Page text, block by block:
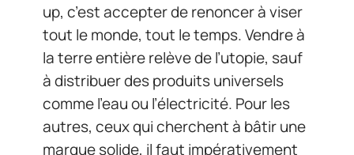
up, c’est accepter de renoncer à viser
tout le monde, tout le temps. Vendre à
la terre entière relève de l’utopie, sauf
à distribuer des produits universels
comme l’eau ou l’électricité. Pour les
autres, ceux qui cherchent à bâtir une
marque solide, il faut impérativement